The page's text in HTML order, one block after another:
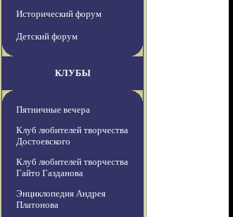
Исторический форум
Детский форум
КЛУБЫ
Пятничные вечера
Клуб любителей творчества
Достоевского
Клуб любителей творчества
Гайто Газданова
Энциклопедия Андрея
Платонова